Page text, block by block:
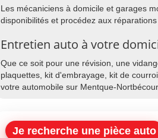
Les mécaniciens à domicile et garages
disponibilités et procédez aux
Entretien auto à votre
Que ce soit pour une révision, une
plaquettes, kit d'embrayage, kit de
votre automobile sur Mentque-
Je recherche une pièce auto